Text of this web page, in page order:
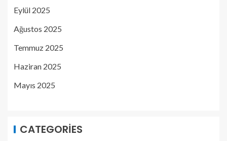
Eylül 2025
Ağustos 2025
Temmuz 2025
Haziran 2025
Mayıs 2025
CATEGORIES